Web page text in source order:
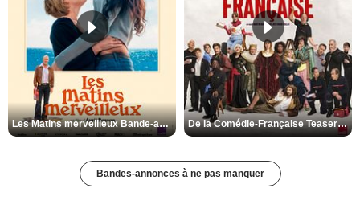
Les Matins merveilleux Bande-annonce VF De la Comédie-Française Teaser VF
Bandes-annonces à ne pas manquer